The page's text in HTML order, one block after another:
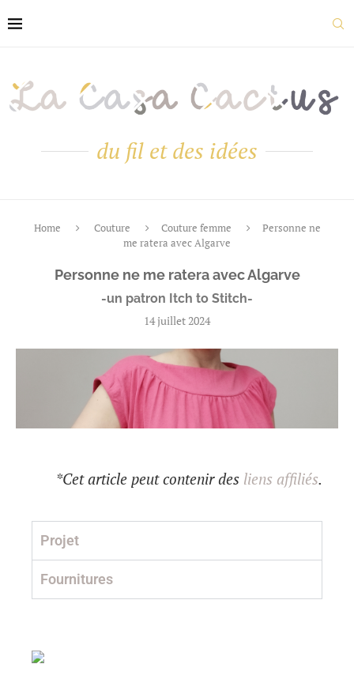
du fil et des idées
Home Couture Couture femme
Personne ne
me ratera avec Algarve
Personne ne me ratera avec Algarve
-un patron Itch to Stitch-
14 juillet 2024
*Cet article peut contenir des liens affiliés.
Projet
Fournitures